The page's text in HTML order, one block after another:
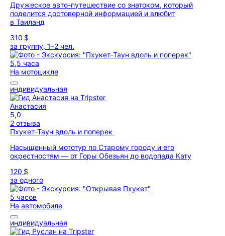
Дружеское авто-путешествие со знатоком, который
поделится достоверной информацией и влюбит
в Таиланд
310 $
за группу, 1–2 чел.
5,5 часа
На мотоцикле
индивидуальная
Анастасия
5,0
2 отзыва
Пхукет-Таун вдоль и поперек
Насыщенный мототур по Старому городу и его
окрестностям — от Горы Обезьян до водопада Кату
120 $
за одного
5 часов
На автомобиле
индивидуальная